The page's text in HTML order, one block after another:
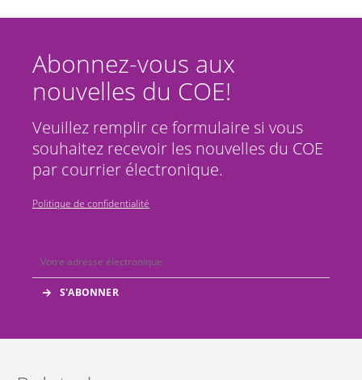
Abonnez-vous aux
nouvelles du COE!
Veuillez remplir ce formulaire si vous
souhaitez recevoir les nouvelles du COE
par courrier électronique.
Politique de confidentialité